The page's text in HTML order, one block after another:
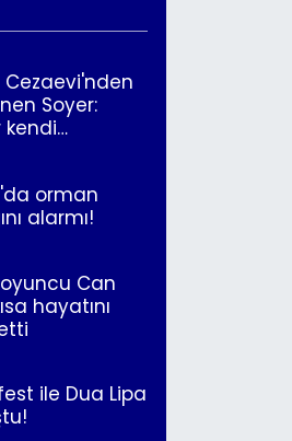
Cezaevi'nden
Soyer:
kendi
orman
alarmı!
Can
hayatını
ile Dua Lipa